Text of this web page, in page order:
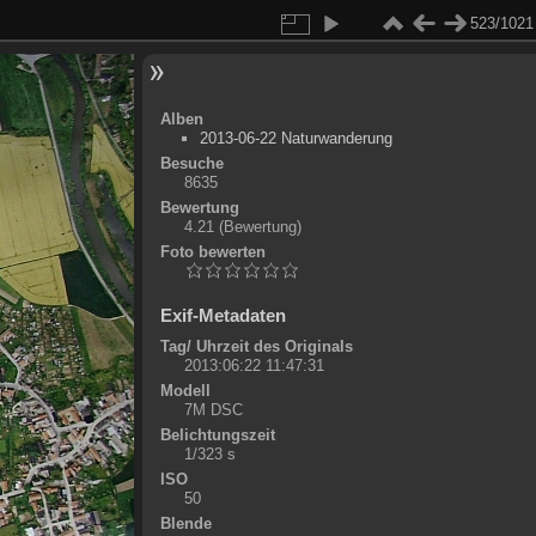
523/1021
Alben
2013-06-22 Naturwanderung
Besuche
8635
Bewertung
4.21 (Bewertung)
Foto bewerten
Exif-Metadaten
Tag/ Uhrzeit des Originals
2013:06:22 11:47:31
Modell
7M DSC
Belichtungszeit
1/323 s
ISO
50
Blende